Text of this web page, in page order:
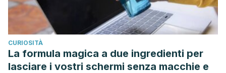
CURIOSITÀ
La formula magica a due ingredienti per
lasciare i vostri schermi senza macchie e